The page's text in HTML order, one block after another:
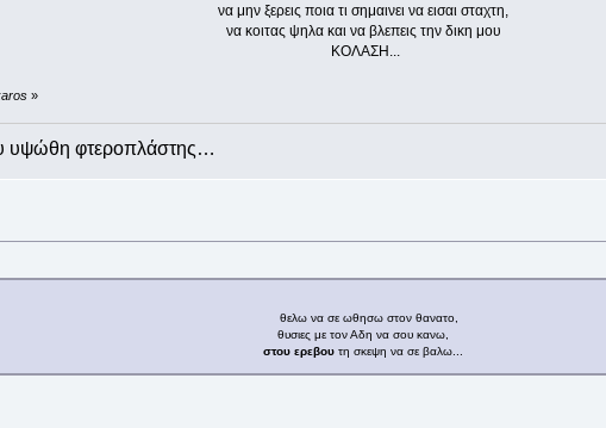
να μην ξερεις ποια τι σημαινει να εισαι σταχτη,
να κοιτας ψηλα και να βλεπεις την δικη μου
ΚΟΛΑΣΗ...
»
υψώθη φτεροπλάστης…
θελω να σε ωθησω στον θανατο,
θυσιες με τον Αδη να σου κανω,
στου ερεβου τη σκεψη να σε βαλω...